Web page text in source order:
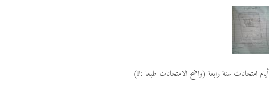
أيام امتحانات سنة رابعة (واضح الامتحانات طبعا :P)